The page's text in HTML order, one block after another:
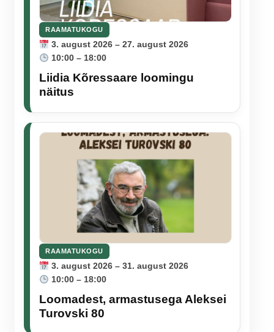
RAAMATUKOGU
3. august 2026 – 27. august 2026
10:00 – 18:00
Liidia Kõressaare loomingu
näitus
RAAMATUKOGU
3. august 2026 – 31. august 2026
10:00 – 18:00
Loomadest, armastusega Aleksei
Turovski 80